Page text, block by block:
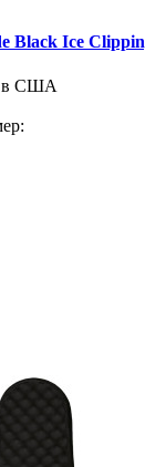
Black Ice
в США